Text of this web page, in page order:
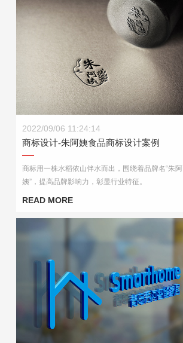
商标设计-朱阿姨食品商标设计案例
2022/09/06 11:24:14
商标设计-朱阿姨食品商标设计案例
商标用一株水稻依山伴水而出，围绕着品牌名“朱阿
姨”，提高品牌影响力，彰显行业特征。
READ MORE